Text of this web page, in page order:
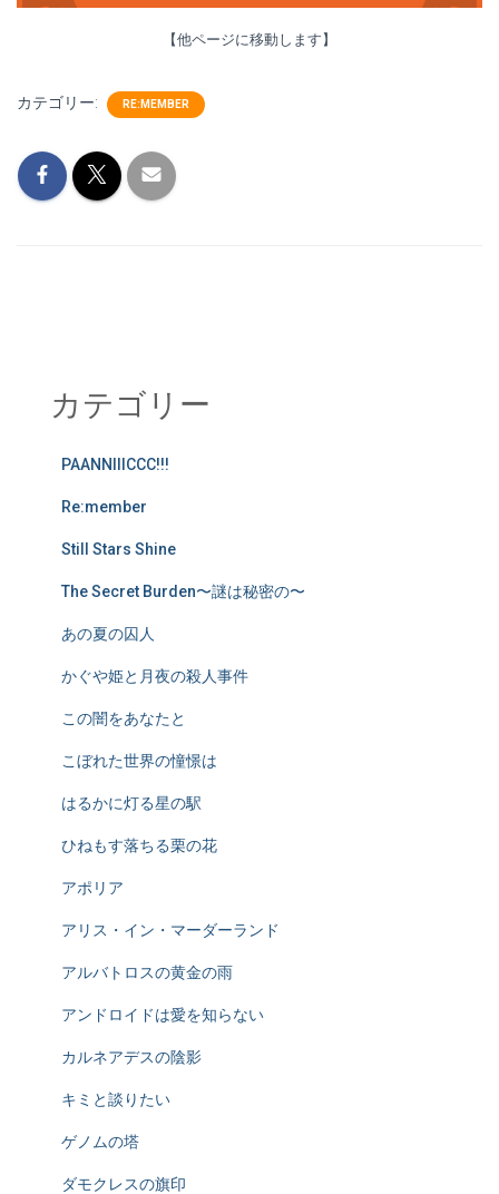
【他ページに移動します】
カテゴリー: RE:MEMBER
カテゴリー
PAANNIIICCC!!!
Re:member
Still Stars Shine
The Secret Burden〜謎は秘密の〜
あの夏の囚人
かぐや姫と月夜の殺人事件
この闇をあなたと
こぼれた世界の憧憬は
はるかに灯る星の駅
ひねもす落ちる栗の花
アポリア
アリス・イン・マーダーランド
アルバトロスの黄金の雨
アンドロイドは愛を知らない
カルネアデスの陰影
キミと談りたい
ゲノムの塔
ダモクレスの旗印